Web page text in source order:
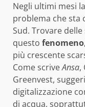
Negli ultimi mesi la
problema che sta
Sud. Trovare
questo fenomeno
più crescente
Come scriveAnsa,
Greenvest,
digitalizzazione
di acqua,